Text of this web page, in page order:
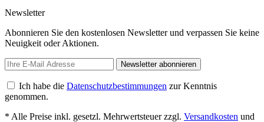
Newsletter
Abonnieren Sie den kostenlosen Newsletter und verpassen Sie keine
Neuigkeit oder Aktionen.
Newsletter abonnieren
Ich habe die Datenschutzbestimmungen zur Kenntnis
genommen.
* Alle Preise inkl. gesetzl. Mehrwertsteuer zzgl. Versandkosten und